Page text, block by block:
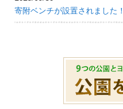
寄附ベンチが設置されました！